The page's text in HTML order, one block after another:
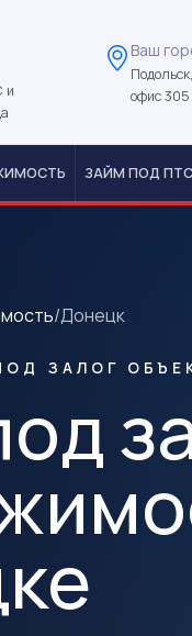
и
Ваш
офис 305
ЗАЙМ ПОД ПТС
/Донецк
ЗАЛОГ